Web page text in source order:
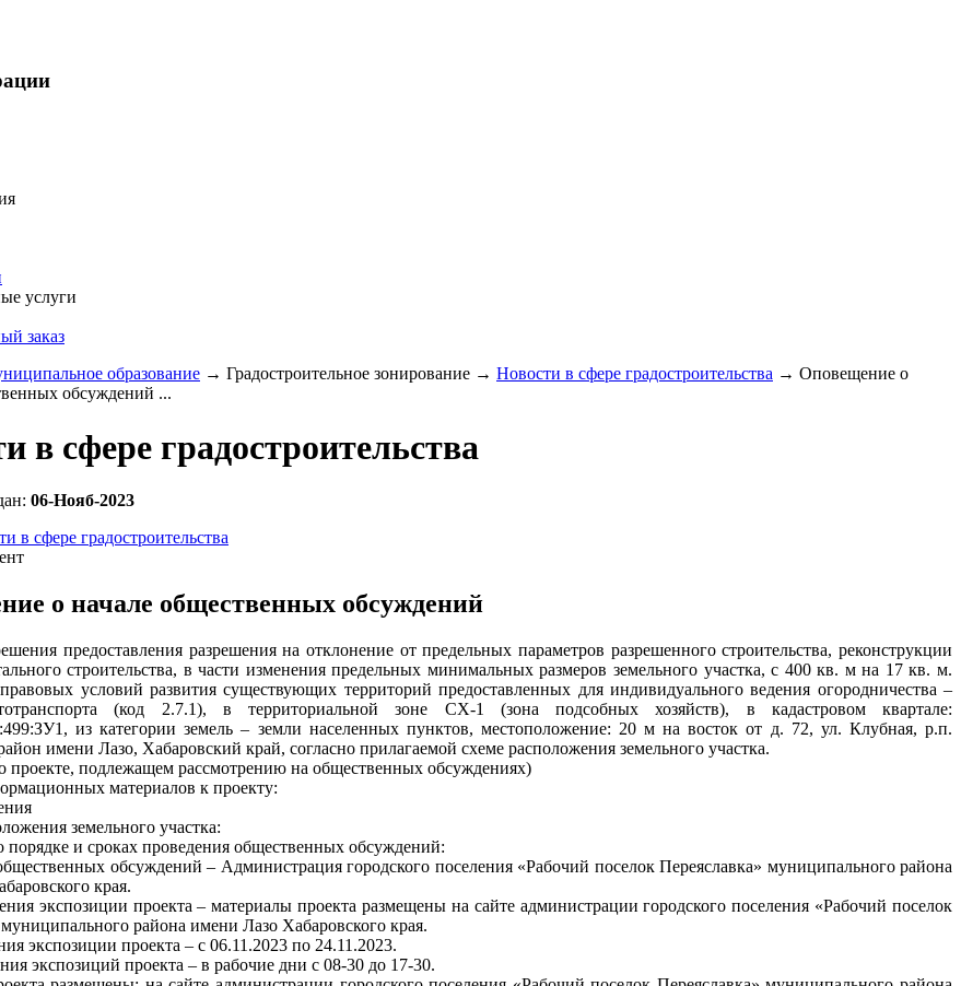
услуги
заказ
образование → Градостроительное зонирование → Новости в сфере градостроительства → Оповещение о
обсуждений ...
в сфере градостроительства
06-Нояб-2023
в сфере градостроительства
о начале общественных обсуждений
предоставления разрешения на отклонение от предельных параметров разрешенного строительства, реконструкции
строительства, в части изменения предельных минимальных размеров земельного участка, с 400 кв. м на 17 кв. м.
условий развития существующих территорий предоставленных для индивидуального ведения огородничества –
(код 2.7.1), в территориальной зоне СХ-1 (зона подсобных хозяйств), в кадастровом квартале:
из категории земель – земли населенных пунктов, местоположение: 20 м на восток от д. 72, ул. Клубная, р.п.
имени Лазо, Хабаровский край, согласно прилагаемой схеме расположения земельного участка.
проекте, подлежащем рассмотрению на общественных обсуждениях)
материалов к проекту:
земельного участка:
и сроках проведения общественных обсуждений:
обсуждений – Администрация городского поселения «Рабочий поселок Переяславка» муниципального района
края.
экспозиции проекта – материалы проекта размещены на сайте администрации городского поселения «Рабочий поселок
района имени Лазо Хабаровского края.
экспозиции проекта – с 06.11.2023 по 24.11.2023.
экспозиций проекта – в рабочие дни с 08-30 до 17-30.